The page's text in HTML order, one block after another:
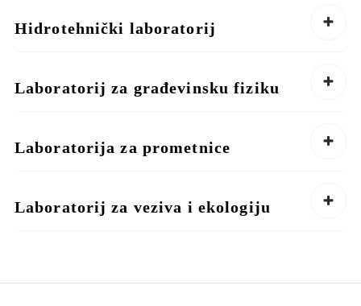
Hidrotehnički laboratorij
Laboratorij za građevinsku fiziku
Laboratorija za prometnice
Laboratorij za veziva i ekologiju